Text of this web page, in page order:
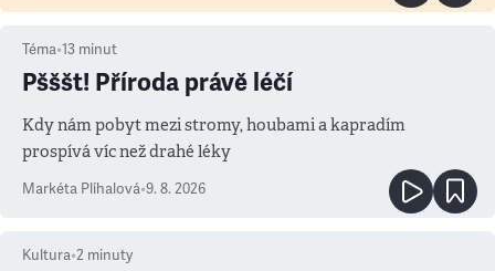
Téma•13 minut
Pšššt! Příroda právě léčí
Kdy nám pobyt mezi stromy, houbami a kapradím
prospívá víc než drahé léky
Markéta Plíhalová•9. 8. 2026
Kultura•2 minuty